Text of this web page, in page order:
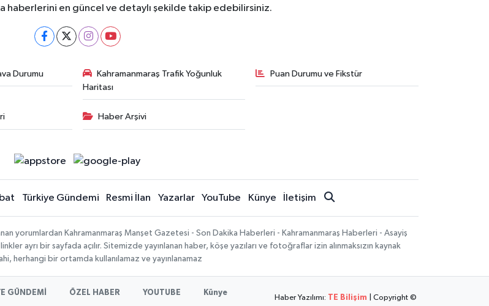
haberlerini en güncel ve detaylı şekilde takip edebilirsiniz.
Durumu
Kahramanmaraş Trafik Yoğunluk
Haritası
Puan Durumu ve Fikstür
Haber Arşivi
Türkiye Gündemi Resmi İlan Yazarlar YouTube Künye İletişim
yorumlardan Kahramanmaraş Manşet Gazetesi - Son Dakika Haberleri - Kahramanmaraş Haberleri - Asayiş
ayrı bir sayfada açılır. Sitemizde yayınlanan haber, köşe yazıları ve fotoğraflar izin alınmaksızın kaynak
herhangi bir ortamda kullanılamaz ve yayınlanamaz
GÜNDEMİ ÖZEL HABER YOUTUBE
Künye
Haber Yazılımı: TE Bilişim
| Copyright ©